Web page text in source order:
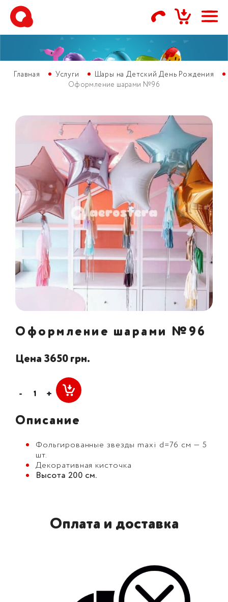
Главная Услуги
Шары на Детский День Рождения
Оформление шарами №96
Оформление шарами №96
Цена 3650 грн.
- +
Описание
Фольгированные звезды maxi d=76 см — 5
шт.
Декоративная кисточка
Высота 200 см.
Оплата и доставка